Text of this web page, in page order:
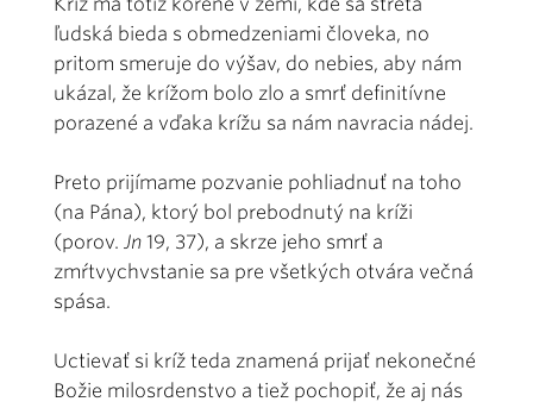
Kríž má totiž korene v zemi, kde sa stretá
ľudská bieda s obmedzeniami človeka, no
pritom smeruje do výšav, do nebies, aby nám
ukázal, že krížom bolo zlo a smrť definitívne
porazené a vďaka krížu sa nám navracia nádej.
Preto prijímame pozvanie pohliadnuť na toho
(na Pána), ktorý bol prebodnutý na kríži
(porov. Jn 19, 37), a skrze jeho smrť a
zmŕtvychvstanie sa pre všetkých otvára večná
spása.
Uctievať si kríž teda znamená prijať nekonečné
Božie milosrdenstvo a tiež pochopiť, že aj nás